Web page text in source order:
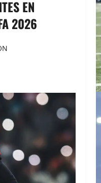
EN
2026